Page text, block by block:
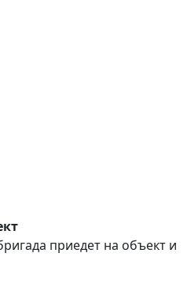
приедет на объект и